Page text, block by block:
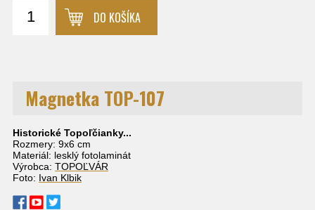
DO KOŠÍKA
Magnetka TOP-107
Historické Topoľčianky...
Rozmery: 9x6 cm
Materiál: lesklý fotolaminát
Výrobca: TOPOĽVÁR
Foto: Ivan Klbik